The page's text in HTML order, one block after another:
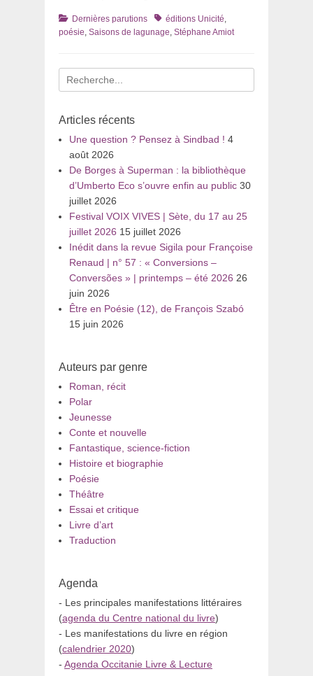
Catégories
Dernières parutions Tagséditions Unicité,
poésie, Saisons de lagunage, Stéphane Amiot
Recherche
pour
Articles récents
Une question ? Pensez à Sindbad ! 4
août 2026
De Borges à Superman : la bibliothèque
d’Umberto Eco s’ouvre enfin au public 30
juillet 2026
Festival VOIX VIVES | Sète, du 17 au 25
juillet 2026 15 juillet 2026
Inédit dans la revue Sigila pour Françoise
Renaud | n° 57 : « Conversions –
Conversões » | printemps – été 2026 26
juin 2026
Être en Poésie (12), de François Szabó
15 juin 2026
Auteurs par genre
Roman, récit
Polar
Jeunesse
Conte et nouvelle
Fantastique, science-fiction
Histoire et biographie
Poésie
Théâtre
Essai et critique
Livre d’art
Traduction
Agenda
- Les principales manifestations littéraires
(agenda du Centre national du livre)
- Les manifestations du livre en région
(calendrier 2020)
- Agenda Occitanie Livre & Lecture